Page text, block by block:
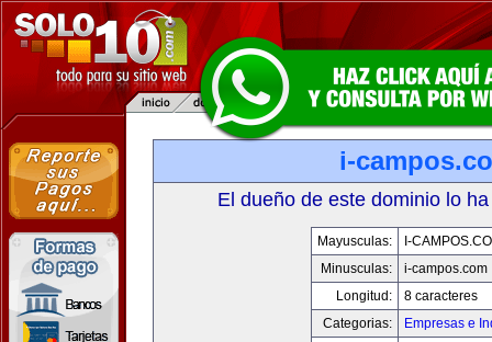
i-
El dueño de este dominio lo
Mayusculas:
I-
Minusculas:
i-campos.com
Longitud:
8 caracteres
Categorias:
Empresas e